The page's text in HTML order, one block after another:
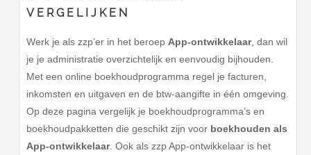
VERGELIJKEN
Werk je als zzp’er in het beroep App-ontwikkelaar, dan wil
je je administratie overzichtelijk en eenvoudig bijhouden.
Met een online boekhoudprogramma regel je facturen,
inkomsten en uitgaven en de btw-aangifte in één omgeving.
Op deze pagina vergelijk je boekhoudprogramma’s en
boekhoudpakketten die geschikt zijn voor boekhouden als
App-ontwikkelaar. Ook als zzp App-ontwikkelaar is het